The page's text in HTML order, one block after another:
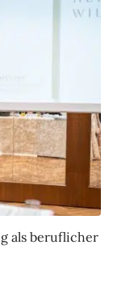
als beruflicher